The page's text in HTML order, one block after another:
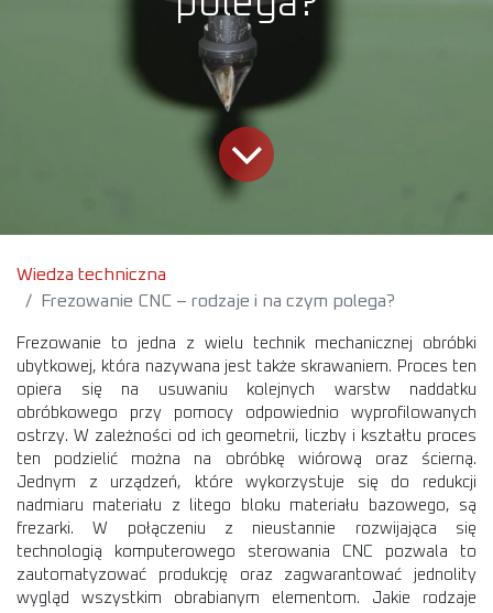
Wiedza techniczna
Frezowanie CNC – rodzaje i na czym polega?
Frezowanie to jedna z wielu technik mechanicznej obróbki
ubytkowej, która nazywana jest także skrawaniem. Proces ten
opiera się na usuwaniu kolejnych warstw naddatku
obróbkowego przy pomocy odpowiednio wyprofilowanych
ostrzy. W zależności od ich geometrii, liczby i kształtu proces
ten podzielić można na obróbkę wiórową oraz ścierną.
Jednym z urządzeń, które wykorzystuje się do redukcji
nadmiaru materiału z litego bloku materiału bazowego, są
frezarki. W połączeniu z nieustannie rozwijająca się
technologią komputerowego sterowania CNC pozwala to
zautomatyzować produkcję oraz zagwarantować jednolity
wygląd wszystkim obrabianym elementom. Jakie rodzaje